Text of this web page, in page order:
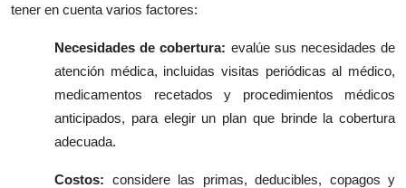
tener en cuenta varios factores:
Necesidades de cobertura: evalúe sus necesidades de
atención médica, incluidas visitas periódicas al médico,
medicamentos recetados y procedimientos médicos
anticipados, para elegir un plan que brinde la cobertura
adecuada.
Costos: considere las primas, deducibles, copagos y